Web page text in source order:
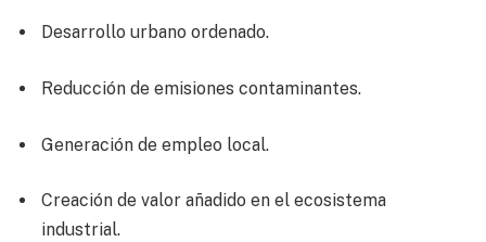
Desarrollo urbano ordenado.
Reducción de emisiones contaminantes.
Generación de empleo local.
Creación de valor añadido en el ecosistema
industrial.